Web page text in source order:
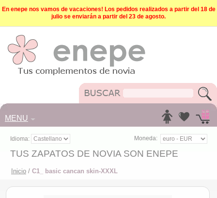
En enepe nos vamos de vacaciones! Los pedidos realizados a partir del 18 de
julio se enviarán a partir del 23 de agosto.
MENU
Idioma: Moneda:
TUS ZAPATOS DE NOVIA SON ENEPE
Inicio / C1_ basic cancan skin-XXXL